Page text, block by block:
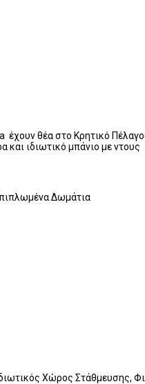
έχουν θέα στο Κρητικό
και ιδιωτικό μπάνιο με ντους
Δωμάτια
Χώρος Στάθμευσης,